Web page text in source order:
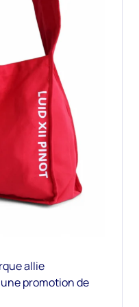
allie
promotion de
à partir de